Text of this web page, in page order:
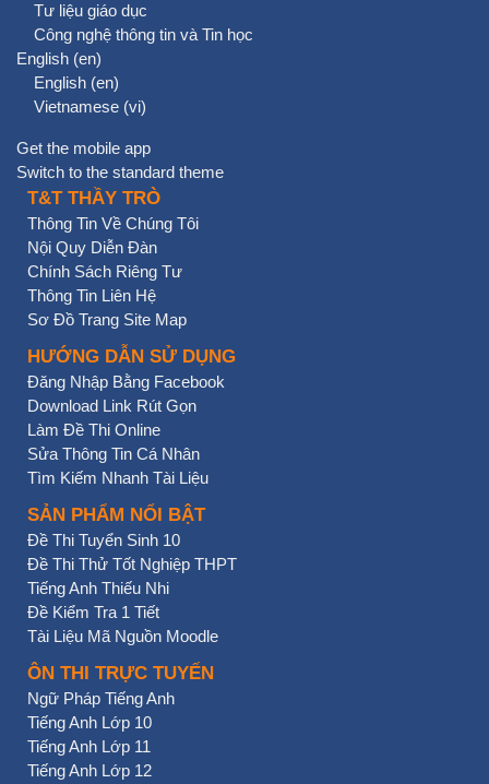
Tư liệu giáo dục
Công nghệ thông tin và Tin học
English ‎(en)‎
English ‎(en)‎
Vietnamese ‎(vi)‎
Get the mobile app
Switch to the standard theme
T&T THẦY TRÒ
Thông Tin Về Chúng Tôi
Nội Quy Diễn Đàn
Chính Sách Riêng Tư
Thông Tin Liên Hệ
Sơ Đồ Trang Site Map
HƯỚNG DẪN SỬ DỤNG
Đăng Nhập Bằng Facebook
Download Link Rút Gọn
Làm Đề Thi Online
Sửa Thông Tin Cá Nhân
Tìm Kiếm Nhanh Tài Liệu
SẢN PHẨM NỔI BẬT
Đề Thi Tuyển Sinh 10
Đề Thi Thử Tốt Nghiệp THPT
Tiếng Anh Thiếu Nhi
Đề Kiểm Tra 1 Tiết
Tài Liệu Mã Nguồn Moodle
ÔN THI TRỰC TUYẾN
Ngữ Pháp Tiếng Anh
Tiếng Anh Lớp 10
Tiếng Anh Lớp 11
Tiếng Anh Lớp 12